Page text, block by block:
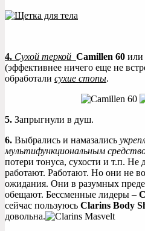
4. Сухой теркой Camillen 60 или
(эффективнее ничего еще не
обработали сухие стопы.
5. Запрыгнули в душ.
6. Выбрались и намазались
мультифункциональным
потери тонуса, сухости и т.п. Не
работают. Работают. Но они не
ожидания. Они в разумных
обещают. Бессменные лидеры –
сейчас пользуюсь Clarins Body
довольна.